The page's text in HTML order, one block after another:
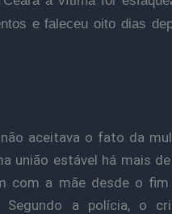
e faleceu oito dias
aceitava o fato da
união estável há mais
com a mãe desde o
Segundo a polícia, o